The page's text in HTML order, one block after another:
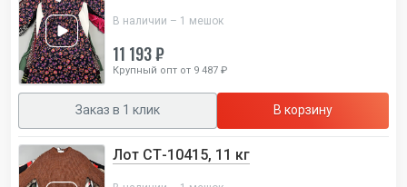
В наличии – 1 мешок
11 193 ₽
Крупный опт от 9 487 ₽
Заказ в 1 клик В корзину
Лот СТ-10415, 11 кг